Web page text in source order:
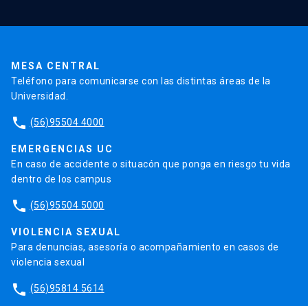
MESA CENTRAL
Teléfono para comunicarse con las distintas áreas de la
Universidad.
phone (56)95504 4000
EMERGENCIAS UC
En caso de accidente o situacón que ponga en riesgo tu vida
dentro de los campus
phone (56)95504 5000
VIOLENCIA SEXUAL
Para denuncias, asesoría o acompañamiento en casos de
violencia sexual
phone (56)95814 5614